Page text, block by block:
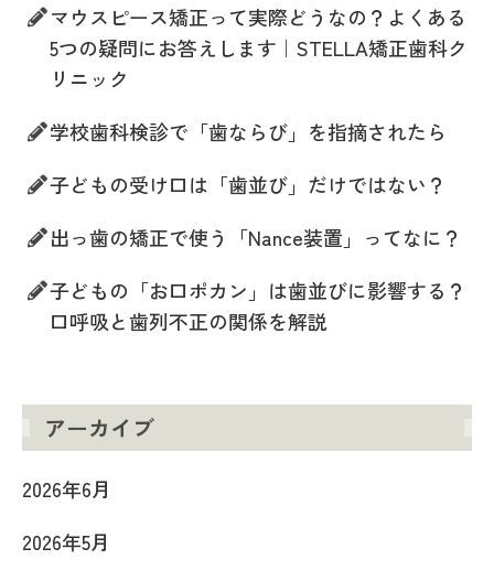
マウスピース矯正って実際どうなの？よくある
5つの疑問にお答えします｜STELLA矯正歯科ク
リニック
学校歯科検診で「歯ならび」を指摘されたら
子どもの受け口は「歯並び」だけではない？
出っ歯の矯正で使う「Nance装置」ってなに？
子どもの「お口ポカン」は歯並びに影響する？
口呼吸と歯列不正の関係を解説
アーカイブ
2026年6月
2026年5月